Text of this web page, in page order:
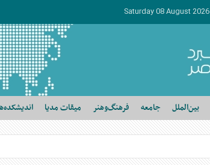
Saturday 08 August 2026
بین‌الملل جامعه فرهنگ‌وهنر میقات مدیا